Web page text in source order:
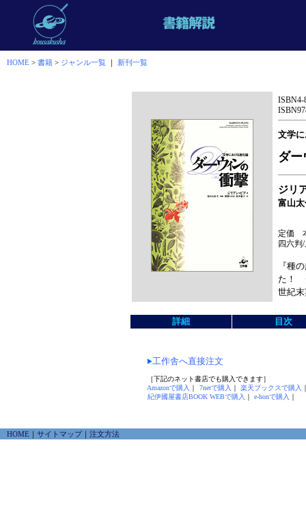
HOME > 書籍 > ジャンル一覧 ｜ 新刊一覧
ISBN4-
文学
ダ
ジリ
富山
定価
四六
『種
た！
世紀
詳細 目次
工作舎へ直接注文
［下記のネット書店でも購入できます］
Amazonで購入 ｜ 7netで購入 ｜ 楽天ブックスで購入
紀伊國屋書店BOOK WEBで購入 ｜ e-honで購入 ｜
HOME ｜ サイトマップ｜ 注文方法